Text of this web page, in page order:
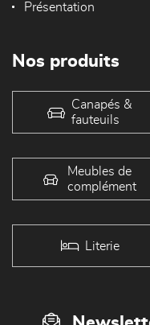
Présentation
Nos produits
Canapés &
fauteuils
Meubles de
complément
Literie